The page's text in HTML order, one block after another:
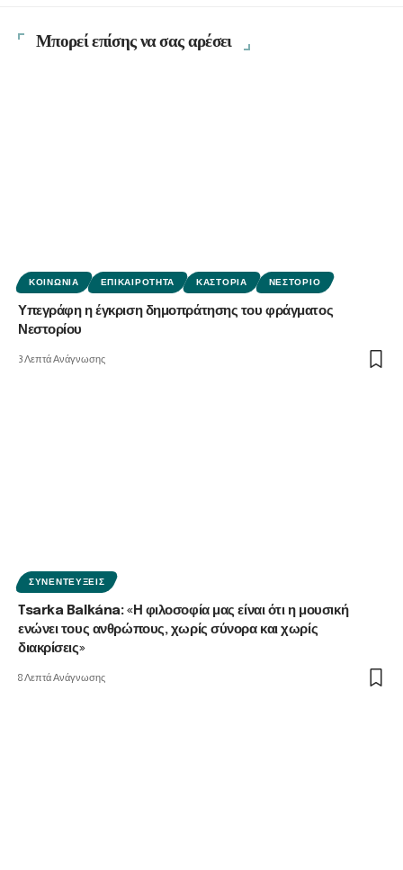
Μπορεί επίσης να σας αρέσει
ΚΟΙΝΩΝΊΑ ΕΠΙΚΑΙΡΌΤΗΤΑ ΚΑΣΤΟΡΙΆ ΝΕΣΤΌΡΙΟ
Υπεγράφη η έγκριση δημοπράτησης του φράγματος
Νεστορίου
3 Λεπτά Ανάγνωσης
ΣΥΝΕΝΤΕΎΞΕΙΣ
Tsarka Balkána: «Η φιλοσοφία μας είναι ότι η μουσική
ενώνει τους ανθρώπους, χωρίς σύνορα και χωρίς
διακρίσεις»
8 Λεπτά Ανάγνωσης